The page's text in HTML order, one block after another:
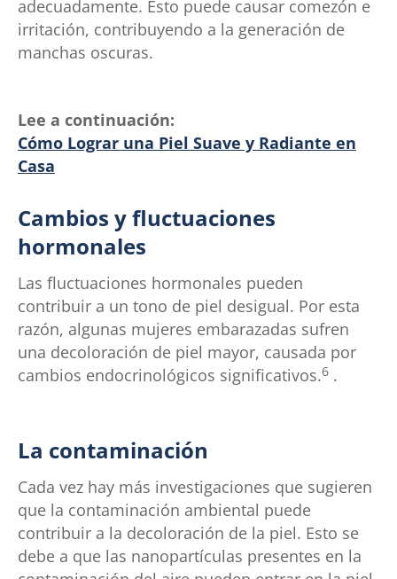
adecuadamente. Esto puede causar comezón e
irritación, contribuyendo a la generación de
manchas oscuras.
Lee a continuación:
Cómo Lograr una Piel Suave y Radiante en
Casa
Cambios y fluctuaciones
hormonales
Las fluctuaciones hormonales pueden
contribuir a un tono de piel desigual. Por esta
razón, algunas mujeres embarazadas sufren
una decoloración de piel mayor, causada por
cambios endocrinológicos significativos.6 .
La contaminación
Cada vez hay más investigaciones que sugieren
que la contaminación ambiental puede
contribuir a la decoloración de la piel. Esto se
debe a que las nanopartículas presentes en la